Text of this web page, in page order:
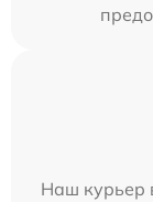
Наш курьер